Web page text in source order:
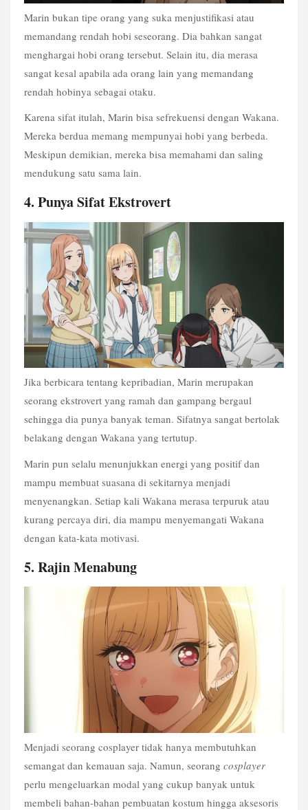
Marin bukan tipe orang yang suka menjustifikasi atau
memandang rendah hobi seseorang. Dia bahkan sangat
menghargai hobi orang tersebut. Selain itu, dia merasa
sangat kesal apabila ada orang lain yang memandang
rendah hobinya sebagai otaku.
Karena sifat itulah, Marin bisa sefrekuensi dengan Wakana.
Mereka berdua memang mempunyai hobi yang berbeda.
Meskipun demikian, mereka bisa memahami dan saling
mendukung satu sama lain.
4. Punya Sifat Ekstrovert
Jika berbicara tentang kepribadian, Marin merupakan
seorang ekstrovert yang ramah dan gampang bergaul
sehingga dia punya banyak teman. Sifatnya sangat bertolak
belakang dengan Wakana yang tertutup.
Marin pun selalu menunjukkan energi yang positif dan
mampu membuat suasana di sekitarnya menjadi
menyenangkan. Setiap kali Wakana merasa terpuruk atau
kurang percaya diri, dia mampu menyemangati Wakana
dengan kata-kata motivasi.
5. Rajin Menabung
Menjadi seorang cosplayer tidak hanya membutuhkan
semangat dan kemauan saja. Namun, seorang cosplayer
perlu mengeluarkan modal yang cukup banyak untuk
membeli bahan-bahan pembuatan kostum hingga aksesoris